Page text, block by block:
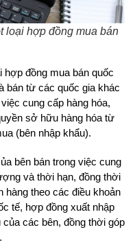
loại hợp đồng mua bán
hợp đồng mua bán quốc
bán từ các quốc gia khác
cung cấp hàng hóa,
sở hữu hàng hóa từ
(bên nhập khẩu).
bên bán trong việc cung
và thời hạn, đồng thời
hàng theo các điều khoản
tế, hợp đồng xuất nhập
các bên, đồng thời góp